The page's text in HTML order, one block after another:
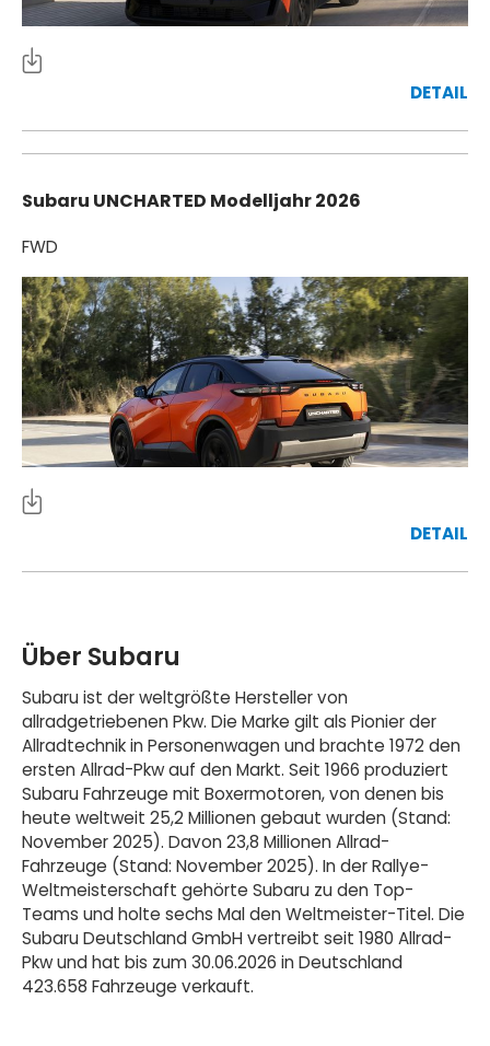
DETAIL
Subaru UNCHARTED Modelljahr 2026
FWD
DETAIL
Über Subaru
Subaru ist der weltgrößte Hersteller von
allradgetriebenen Pkw. Die Marke gilt als Pionier der
Allradtechnik in Personenwagen und brachte 1972 den
ersten Allrad-Pkw auf den Markt. Seit 1966 produziert
Subaru Fahrzeuge mit Boxermotoren, von denen bis
heute weltweit 25,2 Millionen gebaut wurden (Stand:
November 2025). Davon 23,8 Millionen Allrad-
Fahrzeuge (Stand: November 2025). In der Rallye-
Weltmeisterschaft gehörte Subaru zu den Top-
Teams und holte sechs Mal den Weltmeister-Titel. Die
Subaru Deutschland GmbH vertreibt seit 1980 Allrad-
Pkw und hat bis zum 30.06.2026 in Deutschland
423.658 Fahrzeuge verkauft.